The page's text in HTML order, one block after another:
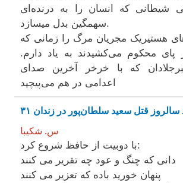
شیطانی که انسان را به درنده‌ای
سهمگین بدل میسازد.
هستیریک مجریان مرگ را زمانی که
پای محکوم می‌کشیدند به یاد دارم.
که با خرخر آخرین صدای
اعدامی در هم می‌پیچید
سالروز قتل سعید سلطان‌پور در زندان
س. شکیبا
با دوبیت از حافظ شروع کرد:
دانی که چنگ و عود چه تقریر می کنند
پنهان خورید باده که تعزیر می کنند